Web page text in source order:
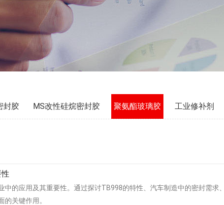
封胶 MS改性硅烷密封胶 聚氨酯玻璃胶 工业修补剂
的应用及其重要性。通过探讨TB998的特性、汽车制造中的密封需求
关键作用。